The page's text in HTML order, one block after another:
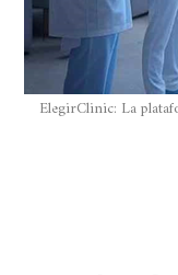
ElegirClinic: La